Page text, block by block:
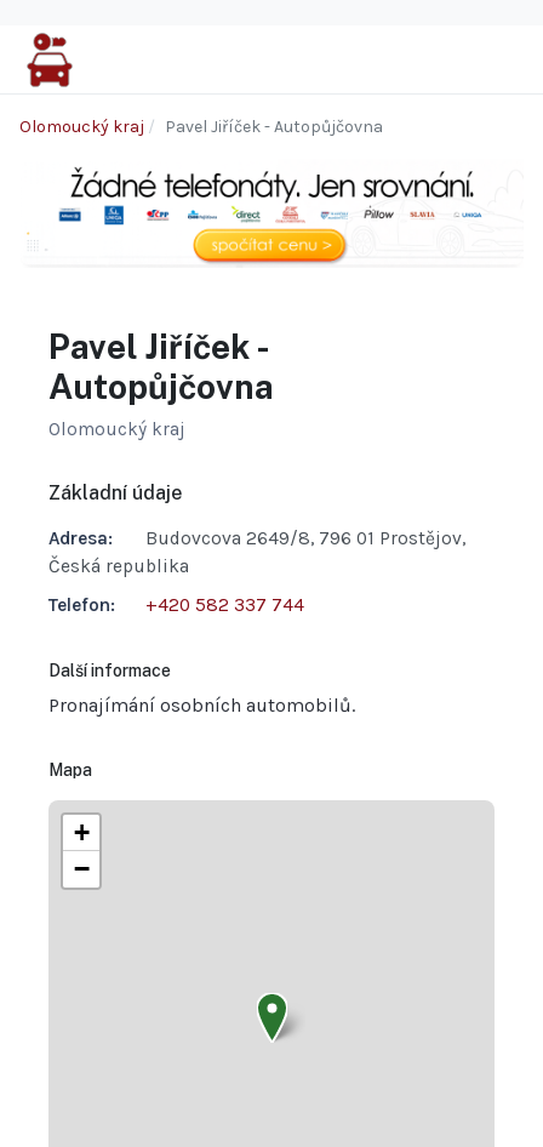
Olomoucký kraj Pavel Jiříček - Autopůjčovna
Pavel Jiříček -
Autopůjčovna
Olomoucký kraj
Základní údaje
Adresa:
Budovcova 2649/8, 796 01 Prostějov,
Česká republika
Telefon:
+420 582 337 744
Další informace
Pronajímání osobních automobilů.
Mapa
+
−